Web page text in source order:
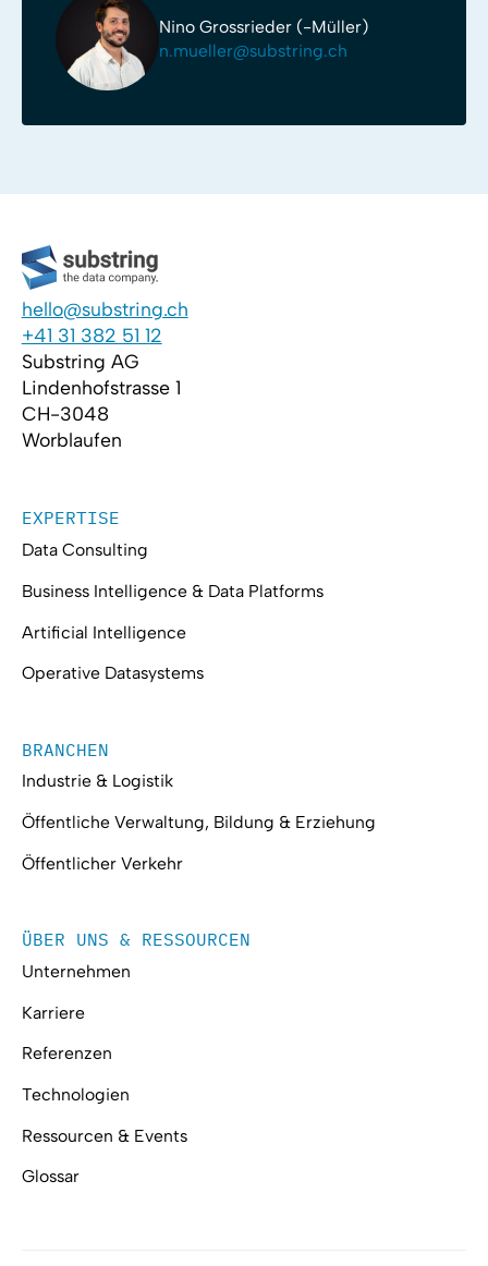
Nino Grossrieder (-Müller)
n.mueller@substring.ch
hello@substring.ch
+41 31 382 51 12
Substring AG
Lindenhofstrasse 1
CH-3048
Worblaufen
EXPERTISE
Data Consulting
Business Intelligence & Data Platforms
Artificial Intelligence
Operative Datasystems
BRANCHEN
Industrie & Logistik
Öffentliche Verwaltung, Bildung & Erziehung
Öffentlicher Verkehr
ÜBER UNS & RESSOURCEN
Unternehmen
Karriere
Referenzen
Technologien
Ressourcen & Events
Glossar